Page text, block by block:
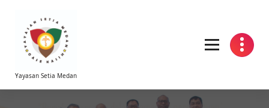
Yayasan Setia Medan